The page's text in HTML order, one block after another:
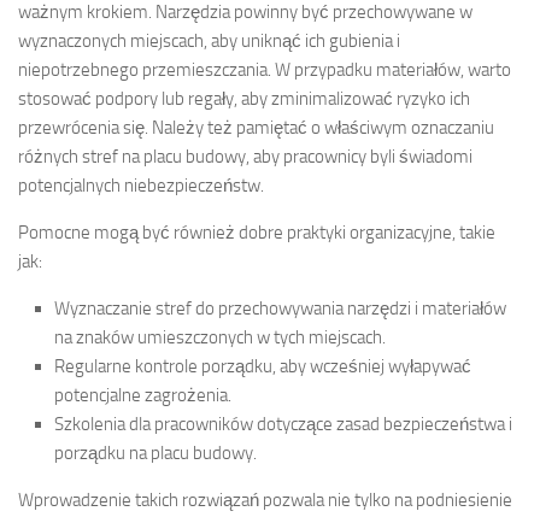
ważnym krokiem. Narzędzia powinny być przechowywane w
wyznaczonych miejscach, aby uniknąć ich gubienia i
niepotrzebnego przemieszczania. W przypadku materiałów, warto
stosować podpory lub regały, aby zminimalizować ryzyko ich
przewrócenia się. Należy też pamiętać o właściwym oznaczaniu
różnych stref na placu budowy, aby pracownicy byli świadomi
potencjalnych niebezpieczeństw.
Pomocne mogą być również dobre praktyki organizacyjne, takie
jak:
Wyznaczanie stref do przechowywania narzędzi i materiałów
na znaków umieszczonych w tych miejscach.
Regularne kontrole porządku, aby wcześniej wyłapywać
potencjalne zagrożenia.
Szkolenia dla pracowników dotyczące zasad bezpieczeństwa i
porządku na placu budowy.
Wprowadzenie takich rozwiązań pozwala nie tylko na podniesienie